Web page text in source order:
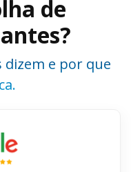
de
dizem e por que